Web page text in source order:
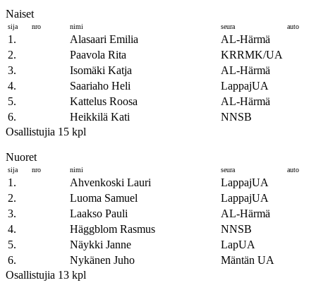
Naiset
sija nro nimi seura auto
1. Alasaari Emilia
AL-Härmä
2.
Paavola Rita
KRRMK/UA
3.
Isomäki Katja
AL-Härmä
4.
Saariaho Heli
LappajUA
5.
Kattelus Roosa
AL-Härmä
6.
Heikkilä Kati
NNSB
Osallistujia 15 kpl
Nuoret
sija nro nimi seura auto
1. Ahvenkoski Lauri
LappajUA
2.
Luoma Samuel
LappajUA
3.
Laakso Pauli
AL-Härmä
4.
Häggblom Rasmus
NNSB
5.
Näykki Janne
LapUA
6.
Nykänen Juho
Mäntän UA
Osallistujia 13 kpl